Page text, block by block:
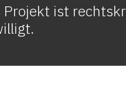
Projekt ist